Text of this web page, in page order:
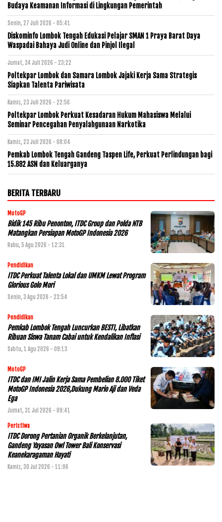
Budaya Keamanan Informasi di Lingkungan Pemerintah
Senin, 27 Juli 2026 - 05:41
Diskominfo Lombok Tengah Edukasi Pelajar SMAN 1 Praya Barat Daya
Waspadai Bahaya Judi Online dan Pinjol Ilegal
Jumat, 24 Juli 2026 - 23:22
Poltekpar Lombok dan Samara Lombok Jajaki Kerja Sama Strategis
Siapkan Talenta Pariwisata
Kamis, 23 Juli 2026 - 22:56
Poltekpar Lombok Perkuat Kesadaran Hukum Mahasiswa Melalui
Seminar Pencegahan Penyalahgunaan Narkotika
Kamis, 23 Juli 2026 - 08:04
Pemkab Lombok Tengah Gandeng Taspen Life, Perkuat Perlindungan bagi
15.882 ASN dan Keluarganya
BERITA TERBARU
MotoGP
Bidik 145 Ribu Penonton, ITDC Group dan Polda NTB
Matangkan Persiapan MotoGP Indonesia 2026
Rabu, 5 Agu 2026 - 12:31
Pendidikan
ITDC Perkuat Talenta Lokal dan UMKM Lewat Program
Glorious Golo Mori
Senin, 3 Agu 2026 - 23:54
Pendidikan
Pemkab Lombok Tengah Luncurkan BESTI, Libatkan
Ribuan Siswa Tanam Cabai untuk Kendalikan Inflasi
Sabtu, 1 Agu 2026 - 09:13
MotoGP
ITDC dan IMI Jalin Kerja Sama Pembelian 8.000 Tiket
MotoGP Indonesia 2026,Dukung Mario Aji dan Veda
Ega
Jumat, 31 Jul 2026 - 09:41
Peristiwa
ITDC Dorong Pertanian Organik Berkelanjutan,
Gandeng Yayasan Owl Tower Bali Konservasi
Keanekaragaman Hayati
Kamis, 30 Jul 2026 - 11:06